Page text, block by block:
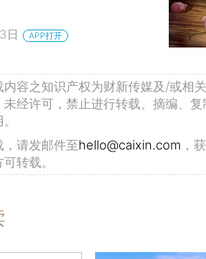
日 APP打开
内容之知识产权为财新传媒及/或相
未经许可，禁止进行转载、摘编、
请发邮件至hello@caixin.com ，
转载。